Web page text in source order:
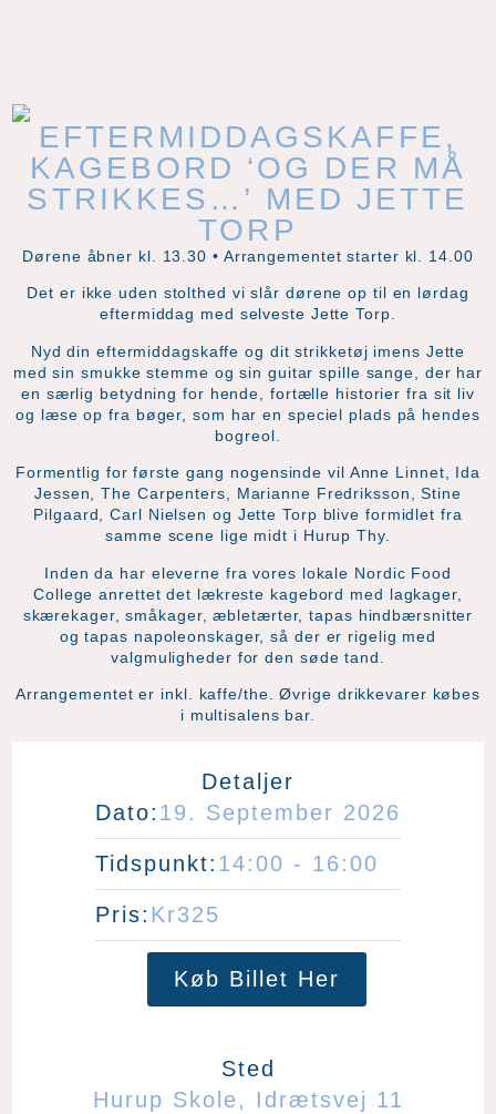
EFTERMIDDAGSKAFFE,
KAGEBORD ‘OG DER MÅ
STRIKKES…’ MED JETTE
TORP
Dørene åbner kl. 13.30 • Arrangementet starter kl. 14.00
Det er ikke uden stolthed vi slår dørene op til en lørdag
eftermiddag med selveste Jette Torp.
Nyd din eftermiddagskaffe og dit strikketøj imens Jette
med sin smukke stemme og sin guitar spille sange, der har
en særlig betydning for hende, fortælle historier fra sit liv
og læse op fra bøger, som har en speciel plads på hendes
bogreol.
Formentlig for første gang nogensinde vil Anne Linnet, Ida
Jessen, The Carpenters, Marianne Fredriksson, Stine
Pilgaard, Carl Nielsen og Jette Torp blive formidlet fra
samme scene lige midt i Hurup Thy.
Inden da har eleverne fra vores lokale Nordic Food
College anrettet det lækreste kagebord med lagkager,
skærekager, småkager, æbletærter, tapas hindbærsnitter
og tapas napoleonskager, så der er rigelig med
valgmuligheder for den søde tand.
Arrangementet er inkl. kaffe/the. Øvrige drikkevarer købes
i multisalens bar.
Detaljer
Dato: 19. September 2026
Tidspunkt: 14:00 - 16:00
Pris: Kr325
Køb Billet Her
Sted
Hurup Skole,
Idrætsvej 11